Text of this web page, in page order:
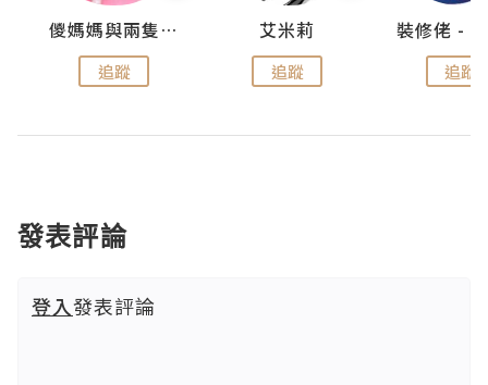
儍媽媽與兩隻小魔怪之家
追蹤
艾米莉
追蹤 追蹤
發表評論
登入發表評論